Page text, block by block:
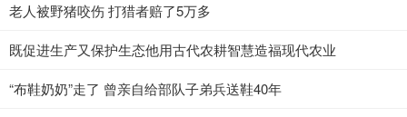
老人被野猪咬伤 打猎者赔了5万多
既促进生产又保护生态他用古代农耕智慧造福现代农业
“布鞋奶奶”走了 曾亲自给部队子弟兵送鞋40年